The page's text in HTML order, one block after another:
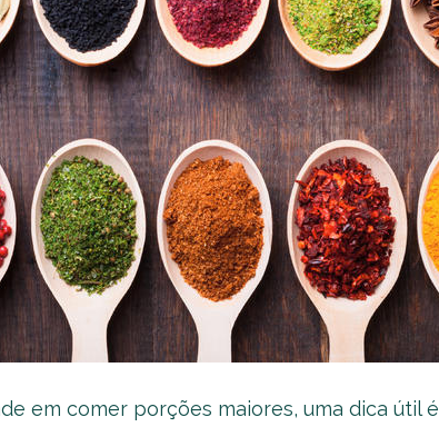
em comer porções maiores, uma dica útil